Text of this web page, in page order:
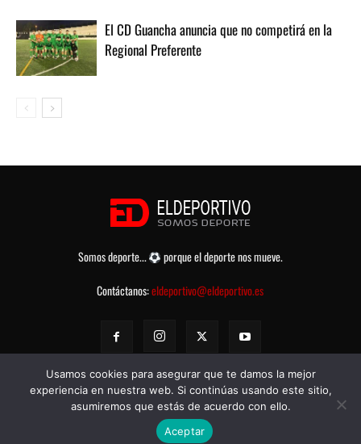
El CD Guancha anuncia que no competirá en la
Regional Preferente
Somos deporte...
porque el deporte nos mueve.
Contáctanos:eldeportivo@eldeportivo.es
© eldeportivo.es 2008 - 2025 Todos los Derechos Reservados -
de Privacidad-Aviso legal
Usamos cookies para asegurar que te damos la mejor
experiencia en nuestra web. Si continúas usando este sitio,
asumiremos que estás de acuerdo con ello.
Aceptar